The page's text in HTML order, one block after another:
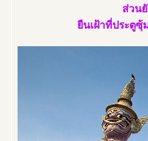
ส่วน
ยืนเฝ้าที่ประตูซุ้